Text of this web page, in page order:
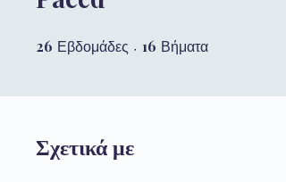
26 Εβδομάδες 26 Εβδομάδες
16 Βήματα
Σχετικά με